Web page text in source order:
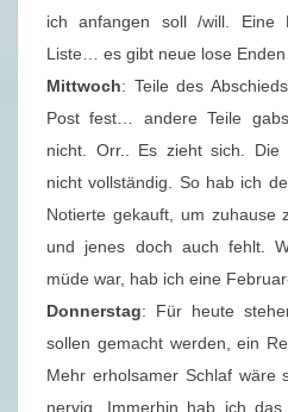
ich anfangen soll /will.
Liste… es gibt neue lose
Mittwoch: Teile des
Post fest… andere Teile
nicht. Orr.. Es zieht sich. Die
nicht vollständig. So hab ich
Notierte gekauft, um zuhause
und jenes doch auch fehlt.
müde war, hab ich eine
Donnerstag: Für heute
sollen gemacht werden, ein
Mehr erholsamer Schlaf wäre
nervig. Immerhin hab ich